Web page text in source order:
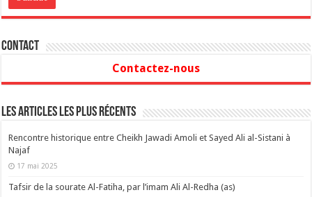
Contact
Contactez-nous
Les articles les plus récents
Rencontre historique entre Cheikh Jawadi Amoli et Sayed Ali al-Sistani à
Najaf
17 mai 2025
Tafsir de la sourate Al-Fatiha, par l’imam Ali Al-Redha (as)